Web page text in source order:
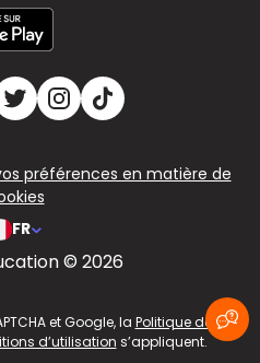
préférences en matière de
FR
© 2026
et Google, la Politique de
d’utilisation s’appliquent.